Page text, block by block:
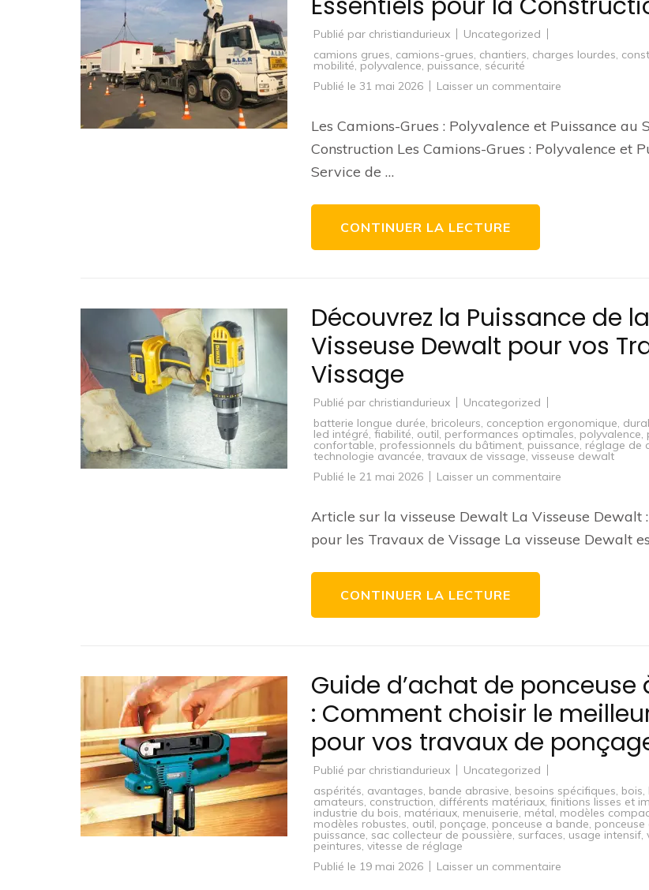
Publié par christiandurieux
Uncategorized
camions grues, camions-grues, chantiers, charges lourdes,
mobilité, polyvalence, puissance, sécurité
Publié le 31 mai 2026 Laisser un commentaire
Grues
:
Outils
Les Camions-Grues : Polyvalence et Puissance au
Construction Les Camions-Grues : Polyvalence et
Service de …
CONTINUER LA LECTURE
Découvrez la Puissance de la
Visseuse Dewalt pour vos
Vissage
Publié par christiandurieux
Uncategorized
batterie longue durée, bricoleurs, conception ergonomique,
led intégré, fiabilité, outil, performances optimales, polyvalence,
confortable, professionnels du bâtiment, puissance, réglage de
technologie avancée, travaux de vissage,visseuse dewalt
Publié le 21 mai 2026 Laisser un commentaire
Puissance
de
Visseuse
Article sur la visseuse Dewalt La Visseuse Dewalt
pour les Travaux de Vissage La visseuse Dewalt
CONTINUER LA LECTURE
Guide d’achat de ponceuse
: Comment choisir le
pour vos travaux de
Publié par christiandurieux
Uncategorized
aspérités, avantages, bande abrasive, besoins spécifiques, bois,
amateurs, construction, différents matériaux, finitions lisses et
industrie du bois, matériaux, menuiserie, métal, modèles
modèles robustes, outil, ponçage, ponceuse a bande, ponceuse
puissance, sac collecteur de poussière, surfaces, usage intensif,
peintures, vitesse de réglage
Publié le 19 mai 2026 Laisser un commentaire